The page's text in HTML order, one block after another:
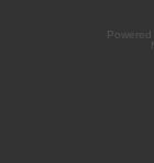
Powered